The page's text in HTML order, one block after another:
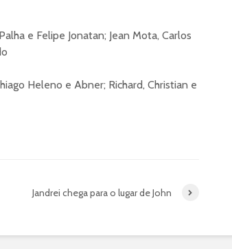
e Felipe Jonatan; Jean Mota, Carlos
Heleno e Abner; Richard, Christian e
Jandrei chega para o lugar de John